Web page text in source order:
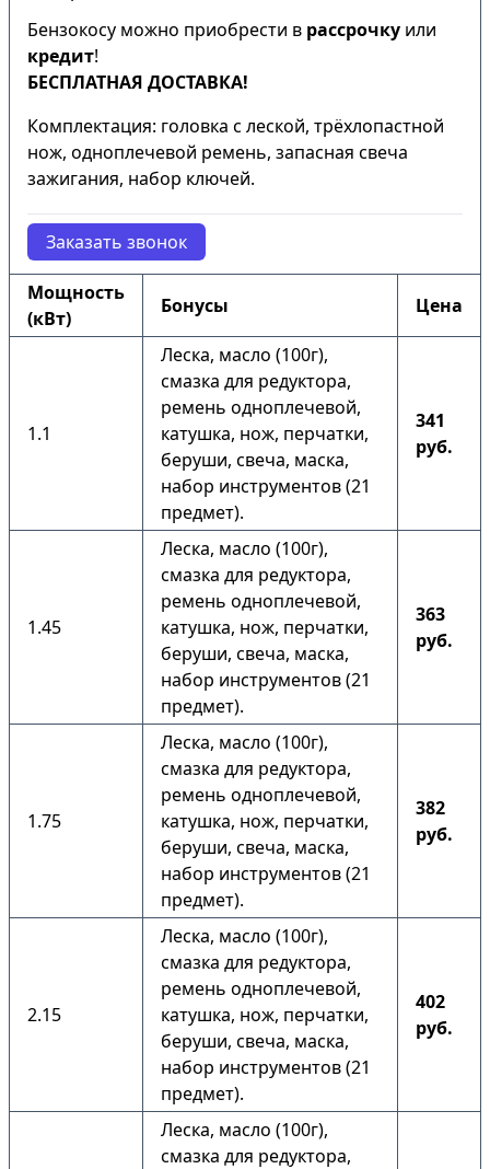
Бензокосу можно приобрести в рассрочку или
кредит!
БЕСПЛАТНАЯ ДОСТАВКА!
Комплектация: головка с леской, трёхлопастной
нож, одноплечевой ремень, запасная свеча
зажигания, набор ключей.
Заказать звонок
Мощность
(кВт)
Бонусы Цена
1.1
Леска, масло (100г),
смазка для редуктора,
ремень одноплечевой,
катушка, нож, перчатки,
беруши, свеча, маска,
набор инструментов (21
предмет).
341
руб.
1.45
Леска, масло (100г),
смазка для редуктора,
ремень одноплечевой,
катушка, нож, перчатки,
беруши, свеча, маска,
набор инструментов (21
предмет).
363
руб.
1.75
Леска, масло (100г),
смазка для редуктора,
ремень одноплечевой,
катушка, нож, перчатки,
беруши, свеча, маска,
набор инструментов (21
предмет).
382
руб.
2.15
Леска, масло (100г),
смазка для редуктора,
ремень одноплечевой,
катушка, нож, перчатки,
беруши, свеча, маска,
набор инструментов (21
предмет).
402
руб.
Леска, масло (100г),
смазка для редуктора,